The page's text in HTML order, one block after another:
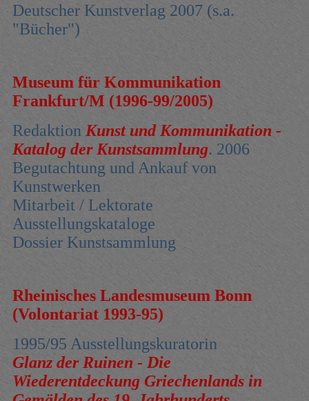
Deutscher Kunstverlag 2007 (s.a.
"Bücher")
Museum für Kommunikation
Frankfurt/M (1996-99/2005)
Redaktion Kunst und Kommunikation -
Katalog der Kunstsammlung. 2006
Begutachtung und Ankauf von
Kunstwerken
Mitarbeit / Lektorate
Ausstellungskataloge
Dossier Kunstsammlung
Rheinisches Landesmuseum Bonn
(Volontariat 1993-95)
1995/95 Ausstellungskuratorin
Glanz der Ruinen - Die
Wiederentdeckung Griechenlands in